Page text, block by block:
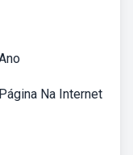
Na Internet